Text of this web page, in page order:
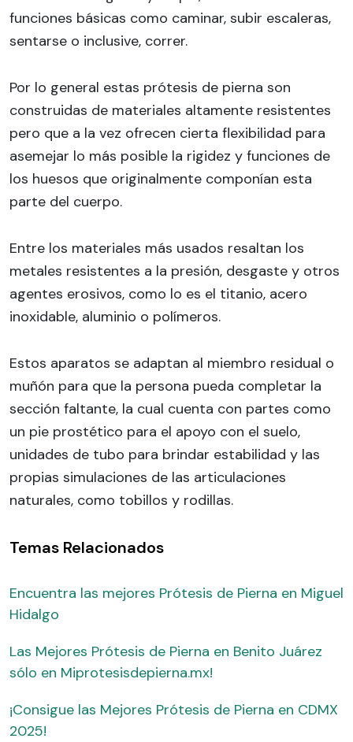
funciones básicas como caminar, subir escaleras,
sentarse o inclusive, correr.
Por lo general estas prótesis de pierna son
construidas de materiales altamente resistentes
pero que a la vez ofrecen cierta flexibilidad para
asemejar lo más posible la rigidez y funciones de
los huesos que originalmente componían esta
parte del cuerpo.
Entre los materiales más usados resaltan los
metales resistentes a la presión, desgaste y otros
agentes erosivos, como lo es el titanio, acero
inoxidable, aluminio o polímeros.
Estos aparatos se adaptan al miembro residual o
muñón para que la persona pueda completar la
sección faltante, la cual cuenta con partes como
un pie prostético para el apoyo con el suelo,
unidades de tubo para brindar estabilidad y las
propias simulaciones de las articulaciones
naturales, como tobillos y rodillas.
Temas Relacionados
Encuentra las mejores Prótesis de Pierna en Miguel
Hidalgo
Las Mejores Prótesis de Pierna en Benito Juárez
sólo en Miprotesisdepierna.mx!
¡Consigue las Mejores Prótesis de Pierna en CDMX
2025!